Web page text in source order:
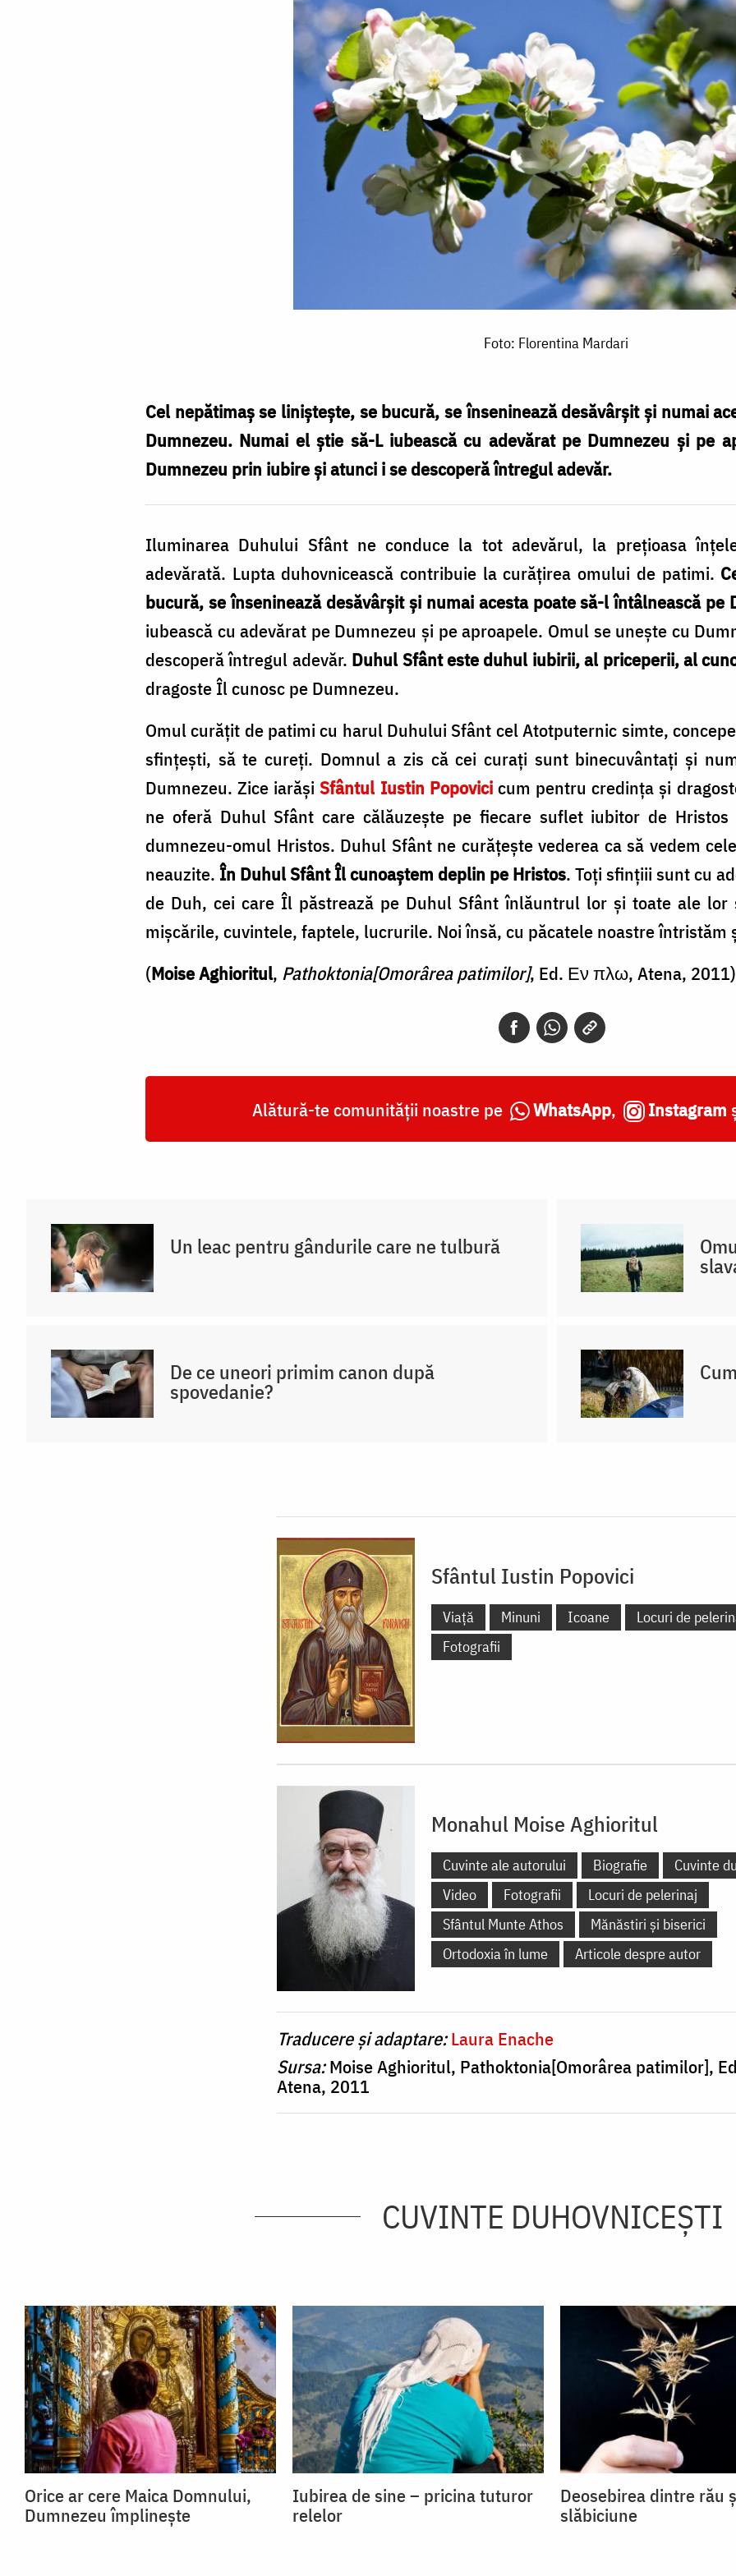
Foto: Florentina Mardari
Cel nepătimaș se liniștește, se bucură, se înseninează desăvârșit și numai
Dumnezeu. Numai el știe să-L iubească cu adevărat pe Dumnezeu și pe
Dumnezeu prin iubire și atunci i se descoperă întregul adevăr.
Iluminarea Duhului Sfânt ne conduce la tot adevărul, la prețioasa
adevărată. Lupta duhovnicească contribuie la curățirea omului de patimi.
bucură, se înseninează desăvârșit și numai acesta poate să-l întâlnească pe
iubească cu adevărat pe Dumnezeu și pe aproapele. Omul se unește cu
descoperă întregul adevăr. Duhul Sfânt este duhul iubirii, al priceperii, al
dragoste Îl cunosc pe Dumnezeu.
Omul curățit de patimi cu harul Duhului Sfânt cel Atotputernic simte,
sfințești, să te cureți. Domnul a zis că cei curați sunt binecuvântați și
Dumnezeu. Zice iarășiSfântul Iustin Popovicicum pentru credința și
ne oferă Duhul Sfânt care călăuzește pe fiecare suflet iubitor de
dumnezeu-omul Hristos. Duhul Sfânt ne curățește vederea ca să vedem
neauzite. În Duhul Sfânt Îl cunoaștem deplin pe Hristos. Toți sfințiii sunt cu
de Duh, cei care Îl păstrează pe Duhul Sfânt înlăuntrul lor și toate ale
mișcările, cuvintele, faptele, lucrurile. Noi însă, cu păcatele noastre întristăm
(Moise Aghioritul, Pathoktonia[Omorârea patimilor], Ed. Εν πλω, Atena, 2011)
Alătură-te comunității noastre pe WhatsApp, Instagram
Un leac pentru gândurile care ne tulbură
De ce uneori primim canon după
spovedanie?
Sfântul Iustin Popovici
Viață Minuni Icoane Locuri de
Fotografii
Monahul Moise Aghioritul
Cuvinte ale autorului Biografie
Cuvinte
Video
Fotografii
Locuri de pelerinaj
Sfântul Munte Athos
Mănăstiri și biserici
Ortodoxia în lume
Articole despre autor
Traducere și adaptare:Laura Enache
Sursa:Moise Aghioritul, Pathoktonia[Omorârea patimilor],
Atena, 2011
CUVINTE DUHOVNICEȘTI
Orice ar cere Maica Domnului,
Dumnezeu împlinește
Iubirea de sine – pricina tuturor
relelor
Deosebirea dintre rău
slăbiciune